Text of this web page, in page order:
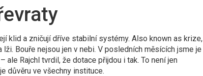
klid a zničují dříve stabilní systémy. Also known as krize,
lži. Bouře nejsou jen v nebi. V posledních měsících jsme je
Rajchl tvrdil, že dotace přijdou i tak. To není jen
důvěru ve všechny instituce.